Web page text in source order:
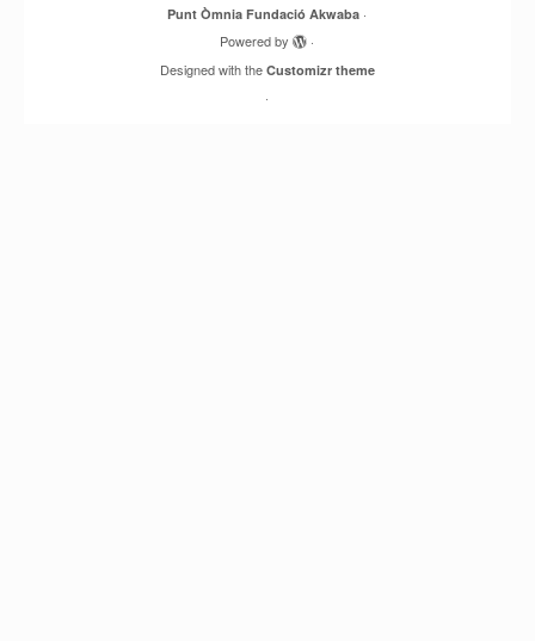
Punt Òmnia Fundació Akwaba ·
Powered by
·
Designed with the Customizr theme
·